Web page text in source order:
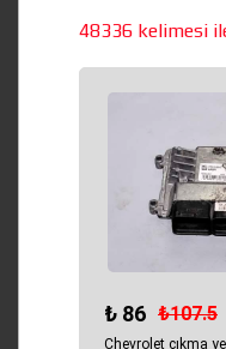
48336 kelimesi
₺ 86 ₺107.5
Chevrolet çıkma